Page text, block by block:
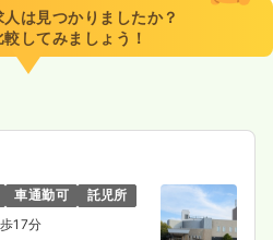
）
月給28万円以上可
一時募集休止
は見つかりましたか？
してみましょう！
車通勤可
託児所
17分